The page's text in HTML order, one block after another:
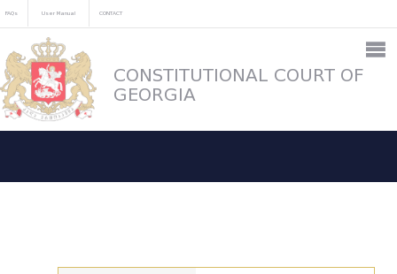
FAQs User Manual CONTACT
CONSTITUTIONAL COURT OF
GEORGIA